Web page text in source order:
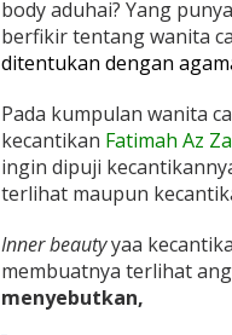
u
n
y
C
i
r
i
C
r
I
n
body aduhai? Yang
berfikir tentang wanita
ditentukan dengan
Pada kumpulan wanita
kecantikan Fatimah Az
ingin dipuji
terlihat maupun
Inner beautyyaa
membuatnya terlihat
menyebutkan,